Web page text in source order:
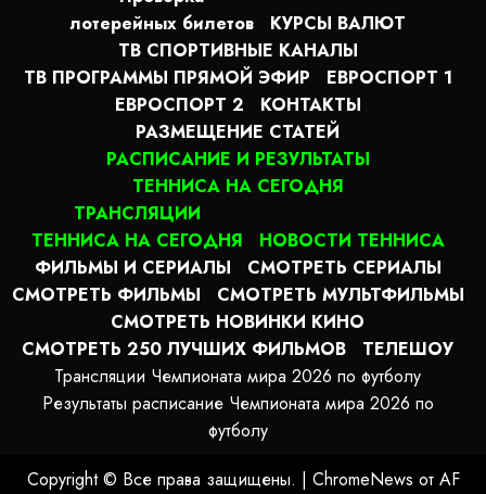
лотерейных билетов
КУРСЫ ВАЛЮТ
ТВ СПОРТИВНЫЕ КАНАЛЫ
ТВ ПРОГРАММЫ ПРЯМОЙ ЭФИР
ЕВРОСПОРТ 1
ЕВРОСПОРТ 2
КОНТАКТЫ
РАЗМЕЩЕНИЕ СТАТЕЙ
РАСПИСАНИЕ И РЕЗУЛЬТАТЫ
ТЕННИСА НА СЕГОДНЯ
ТРАНСЛЯЦИИ
ТЕННИСА НА СЕГОДНЯ
НОВОСТИ ТЕННИСА
ФИЛЬМЫ И СЕРИАЛЫ
СМОТРЕТЬ СЕРИАЛЫ
СМОТРЕТЬ ФИЛЬМЫ
СМОТРЕТЬ МУЛЬТФИЛЬМЫ
СМОТРЕТЬ НОВИНКИ КИНО
СМОТРЕТЬ 250 ЛУЧШИХ ФИЛЬМОВ
ТЕЛЕШОУ
Трансляции Чемпионата мира 2026 по футболу
Результаты расписание Чемпионата мира 2026 по
футболу
Copyright © Все права защищены. | ChromeNews от AF